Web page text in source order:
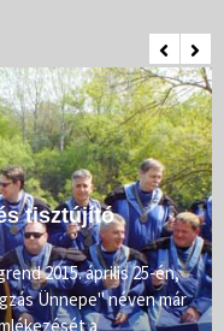
tisztújító
2015. április 25-én,
Ünnepe" néven már
a